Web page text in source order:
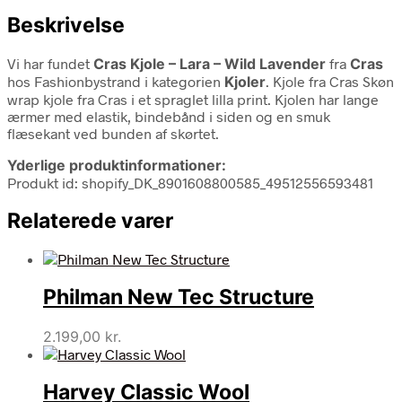
Beskrivelse
Vi har fundet Cras Kjole – Lara – Wild Lavender fra Cras
hos Fashionbystrand i kategorien Kjoler. Kjole fra Cras Skøn
wrap kjole fra Cras i et spraglet lilla print. Kjolen har lange
ærmer med elastik, bindebånd i siden og en smuk
flæsekant ved bunden af skørtet.
Yderlige produktinformationer:
Produkt id: shopify_DK_8901608800585_49512556593481
Relaterede varer
Philman New Tec Structure
2.199,00 kr.
Harvey Classic Wool